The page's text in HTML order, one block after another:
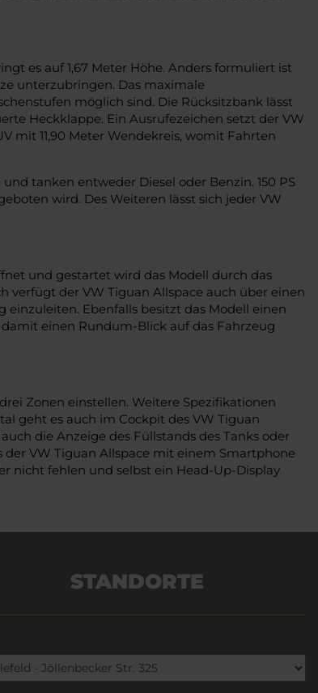
es auf 1,67 Meter Höhe. Anders formuliert ist
unterzubringen. Das maximale
möglich sind. Die Rücksitzbank lässt
Heckklappe. Ein Ausrufezeichen setzt der VW
mit 11,90 Meter Wendekreis, womit Fahrten
tanken entweder Diesel oder Benzin. 150 PS
wird. Des Weiteren lässt sich jeder VW
und gestartet wird das Modell durch das
verfügt der VW Tiguan Allspace auch über einen
Ebenfalls besitzt das Modell einen
einen Rundum-Blick auf das Fahrzeug
Zonen einstellen. Weitere Spezifikationen
geht es auch im Cockpit des VW Tiguan
die Anzeige des Füllstands des Tanks oder
VW Tiguan Allspace mit einem Smartphone
nicht fehlen und selbst ein Head-Up-Display
STANDORTE